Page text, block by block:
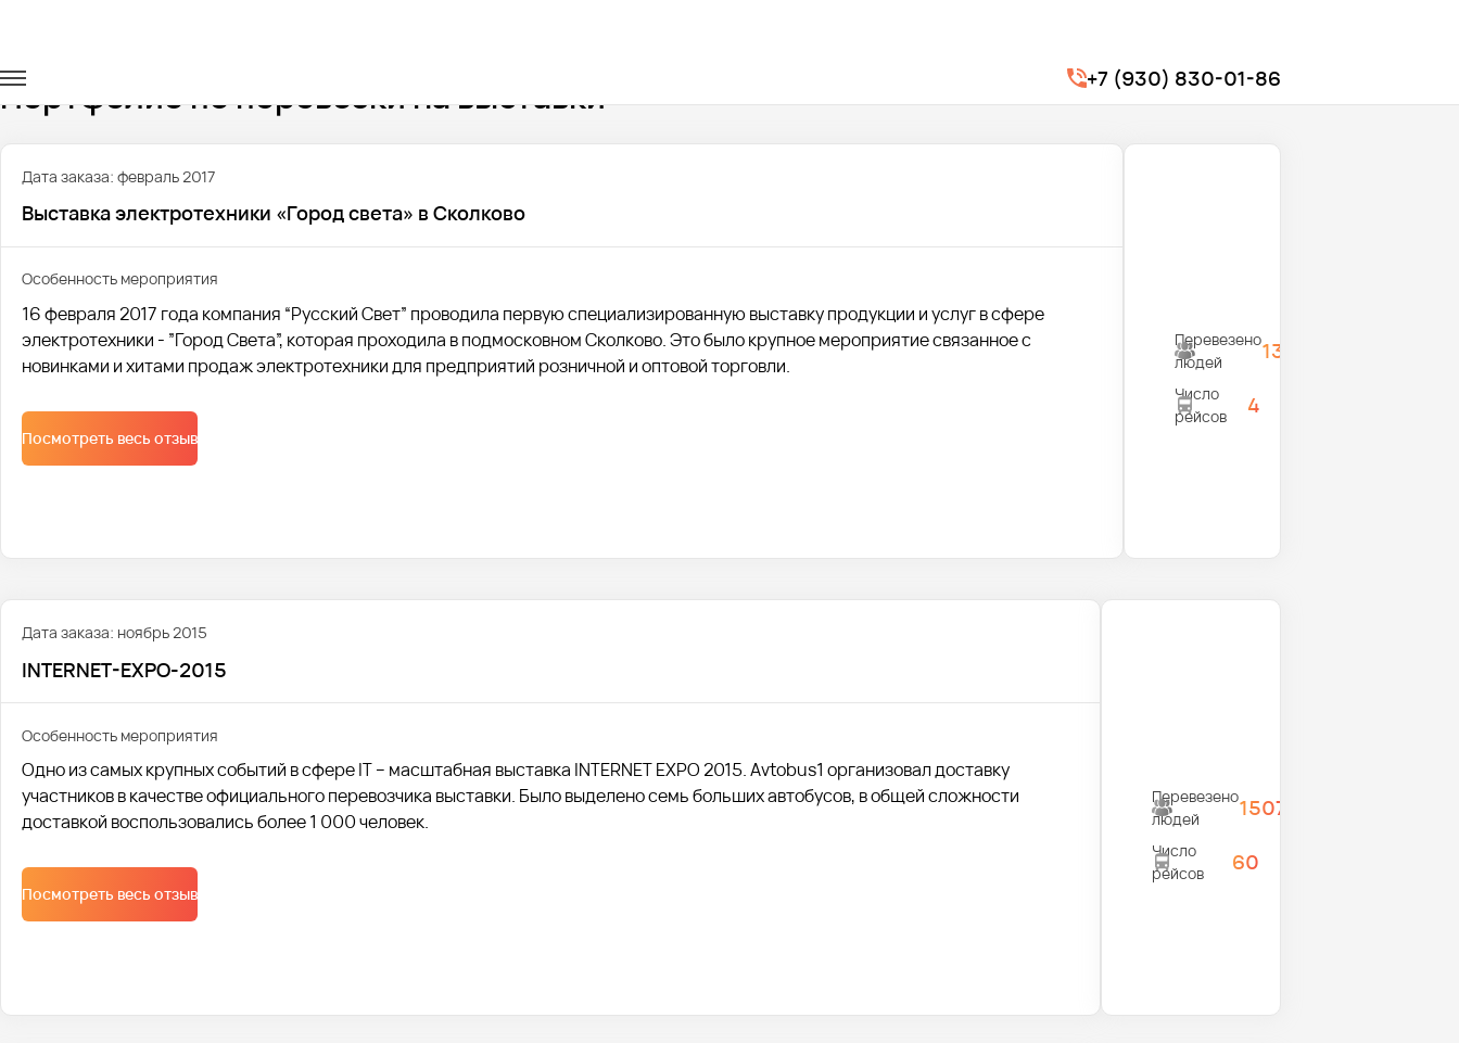
+7 (930) 830-01-86
Портфолио по перевозки на выставки
Дата заказа: февраль 2017
Выставка электротехники «Город света» в Сколково
Особенность мероприятия
16 февраля 2017 года компания “Русский Свет” проводила первую специализированную выставку продукции и услуг в сфере
электротехники - ”Город Света”, которая проходила в подмосковном Сколково. Это было крупное мероприятие связанное с
новинками и хитами продаж электротехники для предприятий розничной и оптовой торговли.
Посмотреть весь отзыв
Перевезено
людей
1300
Число
рейсов
4
Дата заказа: ноябрь 2015
INTERNET-EXPO-2015
Особенность мероприятия
Одно из самых крупных событий в сфере IT – масштабная выставка INTERNET EXPO 2015. Avtobus1 организовал доставку
участников в качестве официального перевозчика выставки. Было выделено семь больших автобусов, в общей сложности
доставкой воспользовались более 1 000 человек.
Посмотреть весь отзыв
Перевезено
людей
1507
Число
рейсов
60